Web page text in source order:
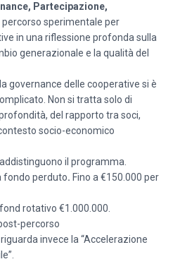
Partecipazione,
percorso sperimentale per
in una riflessione profonda sulla
generazionale e la qualità del
governance delle cooperative si è
Non si tratta solo di
del rapporto tra soci,
socio-economico
il programma.
fondo perduto. Fino a €150.000 per
rotativo €1.000.000.
percorso
riguarda invece la “Accelerazione